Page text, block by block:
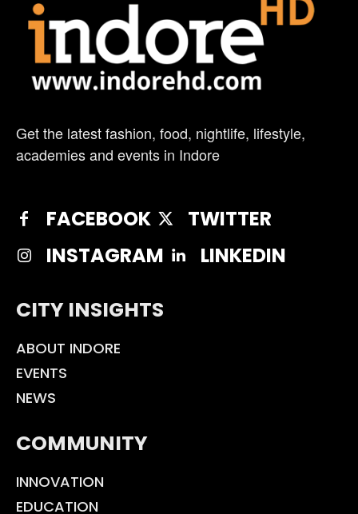
Get the latest fashion, food, nightlife, lifestyle,
academies and events in Indore
FACEBOOK
TWITTER
INSTAGRAM
LINKEDIN
CITY INSIGHTS
ABOUT INDORE
EVENTS
NEWS
COMMUNITY
INNOVATION
EDUCATION